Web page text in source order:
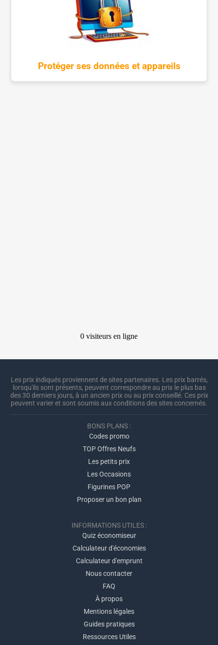
Protéger ses données et appareils
Les prix indiqués proviennent de sites partenaires. Les prix barrés,
lorsqu'ils sont présents, peuvent correspondre au prix le plus bas
des 30 derniers jours, à un ancien prix ou au prix conseillé. Ces prix
peuvent varier et sont soumis aux conditions des sites concernés.
BONS PLANS :
Codes promo
TOP Offres Neufs
Les petits prix
Les Occasions
Figurines POP
Proposer un bon plan
INFORMATIONS UTILES :
Quiz économiseur
Calculateur d'économies
Calculateur d'emprunt
Nous contacter
FAQ
À propos
Mentions légales
Guides pratiques
Ressources Utiles